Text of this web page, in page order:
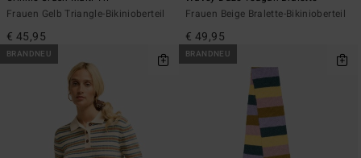
Frauen Gelb Triangle-Bikinioberteil
€ 45,95
Frauen Beige Bralette-Bikinioberteil
€ 49,95
BRANDNEU BRANDNEU